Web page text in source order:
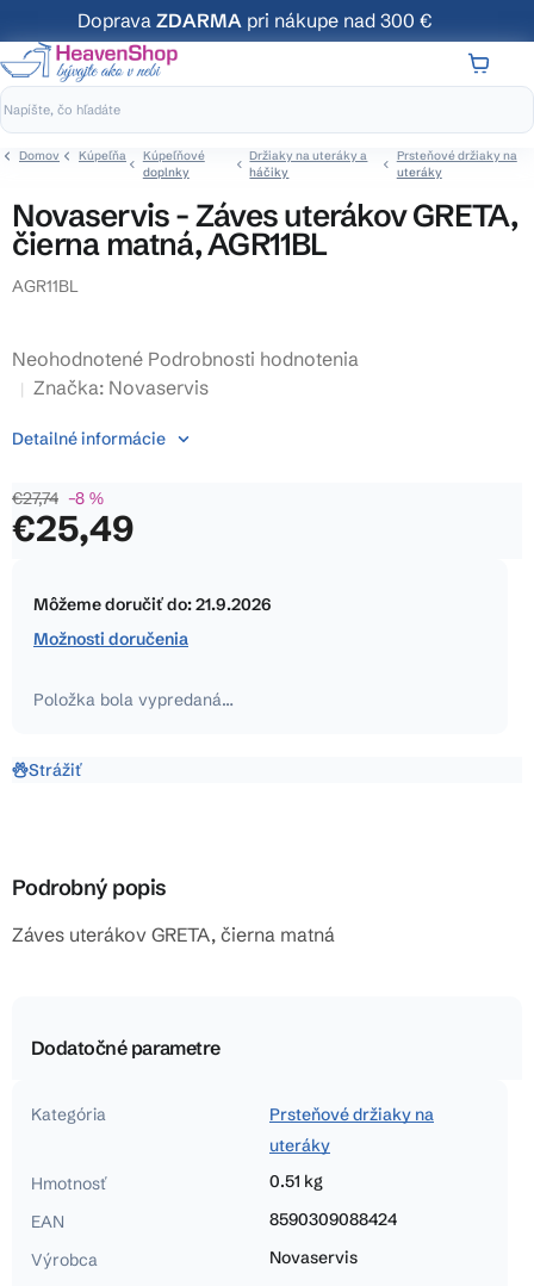
na
obsah
Doprava ZDARMA pri nákupe nad 300 €
Domov Kúpeľňa
Kúpeľňové
doplnky
Držiaky na uteráky a
háčiky
Prsteňové držiaky na
uteráky
Novaservis - Záves uterákov GRETA,
čierna matná, AGR11BL
AGR11BL
Priemerné
hodnotenie
je
z
5
Neohodnotené Podrobnosti hodnotenia
Značka: Novaservis
€27,74 –8 %
€25,49
cena:
Môžeme doručiť do:21.9.2026
Možnosti doručenia
Položka bola vypredaná…
Detailné informácie
Strážiť
Podrobný popis
Záves uterákov GRETA, čierna matná
Dodatočné parametre
Kategória
Prsteňové držiaky na
uteráky
Hmotnosť
0.51 kg
EAN
8590309088424
Výrobca
Novaservis